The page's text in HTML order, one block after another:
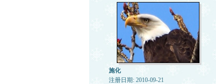
施化
注册日期: 2010-09-21